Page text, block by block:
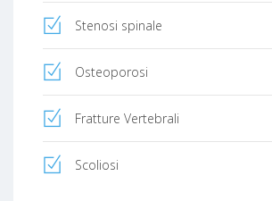
Stenosi spinale
Osteoporosi
Fratture Vertebrali
Scoliosi